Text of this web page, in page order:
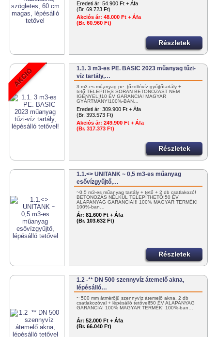
Eredeti ár: 54.900 Ft + Áfa
(Br. 69.723 Ft)
Akciós ár: 48.000 Ft + Áfa
(Br. 60.960 Ft)
Részletek
1.1. 3 m3-es PE. BASIC 2023 műanyag tűzi-
víz tartály,…
3 m3-es műanyag pe. tűzoltóvíz gyűjtőtartály +
tető!TELEPÍTÉS SORÁN BETONOZÁST NEM
IGÉNYEL!!10 ÉV GARANCIA! MAGYAR
GYÁRTMÁNY!100%-BAN…
Eredeti ár: 309.900 Ft + Áfa
(Br. 393.573 Ft)
Akciós ár: 249.900 Ft + Áfa
(Br. 317.373 Ft)
Részletek
1.1.<> UNITANK ~ 0,5 m3-es műanyag
esővízgyűjtő,…
~0,5 m3-es műanyag tartály + tető + 2 db csatlakozó!
BETONOZÁS NÉLKÜL TELEPÍTHETŐ!50 ÉV
ALAPANYAG GARANCIA!!! 100% MAGYAR TERMÉK!
100%-ban…
Ár: 81.600 Ft + Áfa
(Br. 103.632 Ft)
Részletek
1.2 -** DN 500 szennyvíz átemelő akna,
lépésálló…
~ 500 mm átmérőjű szennyvíz átemelő akna, 2 db
csatlakozóval + lépésálló tetővel!50 ÉV ALAPANYAG
GARANCIA! 100% MAGYAR TERMÉK! 100%-ban…
Ár: 52.000 Ft + Áfa
(Br. 66.040 Ft)